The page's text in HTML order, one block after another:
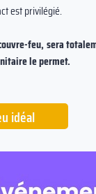
est privilégié.
feu, sera
le permet.
idéal